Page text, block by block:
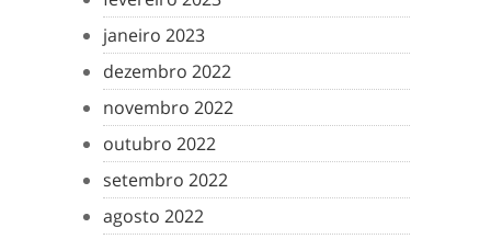
janeiro 2023
dezembro 2022
novembro 2022
outubro 2022
setembro 2022
agosto 2022